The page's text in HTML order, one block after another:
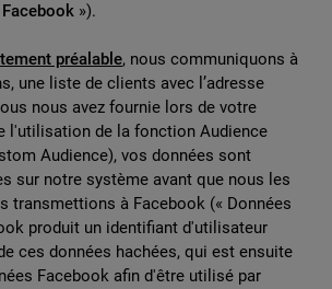
Facebook »).
préalable, nous communiquons à
une liste de clients avec l’adresse
nous avez fournie lors de votre
l'utilisation de la fonction Audience
Audience), vos données sont
sur notre système avant que nous les
transmettions à Facebook (« Données
produit un identifiant d'utilisateur
ces données hachées, qui est ensuite
Facebook afin d'être utilisé par